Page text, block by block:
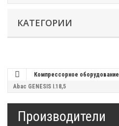
КАТЕГОРИИ
Компрессорное оборудование
Abac GENESIS I.18,5
Производители